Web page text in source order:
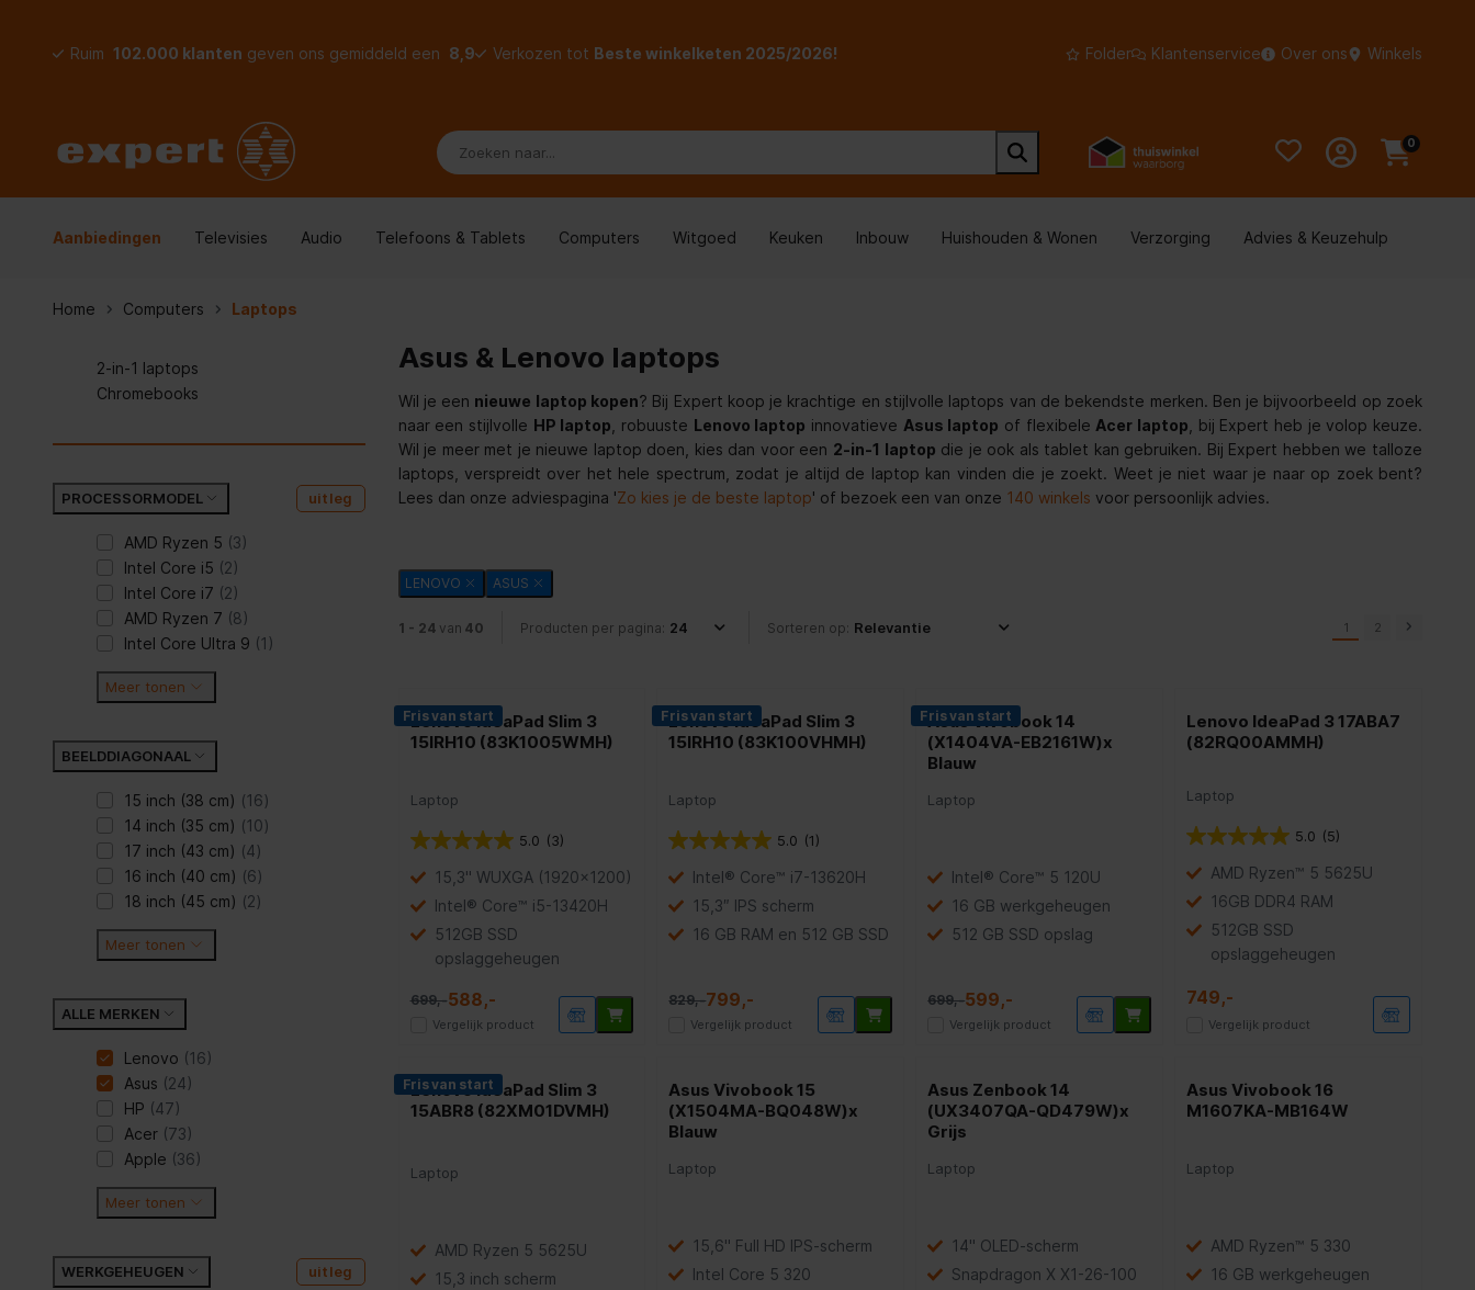
Ruim 102.000 klanten geven ons gemiddeld een 8,9 Verkozen tot Beste winkelketen 2025/2026! Folder Klantenservice Over ons Winkels
0
Aanbiedingen Televisies Audio Telefoons & Tablets Computers Witgoed Keuken Inbouw Huishouden & Wonen Verzorging Advies & Keuzehulp
Home Computers Laptops
2-in-1 laptops
Chromebooks
PROCESSORMODEL uitleg
AMD Ryzen 5 (3)
Intel Core i5 (2)
Intel Core i7 (2)
AMD Ryzen 7 (8)
Intel Core Ultra 9 (1)
Meer tonen
BEELDDIAGONAAL
15 inch (38 cm) (16)
14 inch (35 cm) (10)
17 inch (43 cm) (4)
16 inch (40 cm) (6)
18 inch (45 cm) (2)
Meer tonen
ALLE MERKEN
Lenovo (16)
Asus (24)
HP (47)
Acer (73)
Apple (36)
Meer tonen
WERKGEHEUGEN uitleg
Asus & Lenovo laptops
Wil je een nieuwe laptop kopen? Bij Expert koop je krachtige en stijlvolle laptops van de bekendste merken. Ben je bijvoorbeeld op zoek
naar een stijlvolle HP laptop , robuuste Lenovo laptop innovatieve Asus laptop of flexibele Acer laptop , bij Expert heb je volop keuze.
Wil je meer met je nieuwe laptop doen, kies dan voor een 2-in-1 laptop die je ook als tablet kan gebruiken. Bij Expert hebben we talloze
laptops, verspreidt over het hele spectrum, zodat je altijd de laptop kan vinden die je zoekt. Weet je niet waar je naar op zoek bent?
Lees dan onze adviespagina 'Zo kies je de beste laptop' of bezoek een van onze 140 winkels voor persoonlijk advies.
LENOVO ASUS
1 - 24 van 40 Producten per pagina: Sorteren op: 1 2
Fris van start
Lenovo IdeaPad Slim 3
15IRH10 (83K1005WMH)
Laptop
5.0 (3)
15,3" WUXGA (1920×1200)
Intel® Core™ i5-13420H
512GB SSD
opslaggeheugen
699,-588,-
Vergelijk product
Fris van start
Lenovo IdeaPad Slim 3
15IRH10 (83K100VHMH)
Laptop
5.0 (1)
Intel® Core™ i7-13620H
15,3″ IPS scherm
16 GB RAM en 512 GB SSD
829,-799,-
Vergelijk product
Fris van start
Asus Vivobook 14
(X1404VA-EB2161W)x
Blauw
Laptop
Intel® Core™ 5 120U
16 GB werkgeheugen
512 GB SSD opslag
699,-599,-
Vergelijk product
Lenovo IdeaPad 3 17ABA7
(82RQ00AMMH)
Laptop
5.0 (5)
AMD Ryzen™ 5 5625U
16GB DDR4 RAM
512GB SSD
opslaggeheugen
749,-
Vergelijk product
Fris van start
Lenovo IdeaPad Slim 3
15ABR8 (82XM01DVMH)
Laptop
AMD Ryzen 5 5625U
15,3 inch scherm
Asus Vivobook 15
(X1504MA-BQ048W)x
Blauw
Laptop
15,6" Full HD IPS-scherm
Intel Core 5 320
Asus Zenbook 14
(UX3407QA-QD479W)x
Grijs
Laptop
14" OLED-scherm
Snapdragon X X1-26-100
Asus Vivobook 16
M1607KA-MB164W
Laptop
AMD Ryzen™ 5 330
16 GB werkgeheugen